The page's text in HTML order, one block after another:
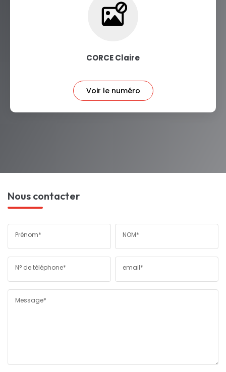
CORCE Claire
Voir le numéro
Nous contacter
Prénom* NOM*
N° de téléphone* email*
Message*